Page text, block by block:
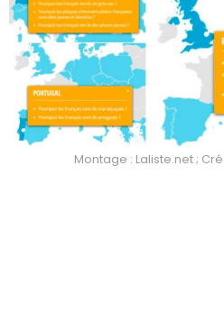
Montage : Laliste.net ;